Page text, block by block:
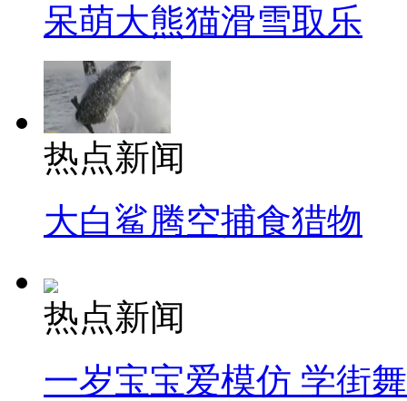
呆萌大熊猫滑雪取乐
热点新闻
大白鲨腾空捕食猎物
热点新闻
一岁宝宝爱模仿 学街